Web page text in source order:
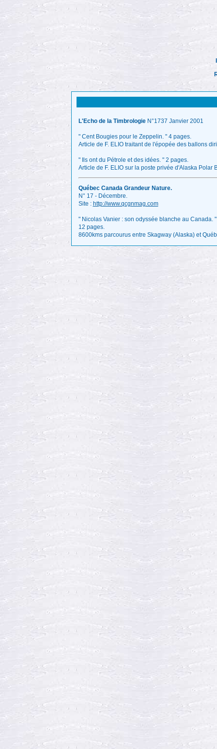
L'Echo de la TimbrologieN°1737 Janvier 2001
" Cent Bougies pour le Zeppelin. " 4 pages.
Article de F. ELIO traitant de l'épopée des ballons
" Ils ont du Pétrole et des idées. " 2 pages.
Article de F. ELIO sur la poste privée d'Alaska Polar
Québec Canada Grandeur Nature.
N° 17 - Décembre.
Site : http://www.qcgnmag.com
" Nicolas Vanier : son odyssée blanche au Canada. "
12 pages.
8600kms parcourus entre Skagway (Alaska) et